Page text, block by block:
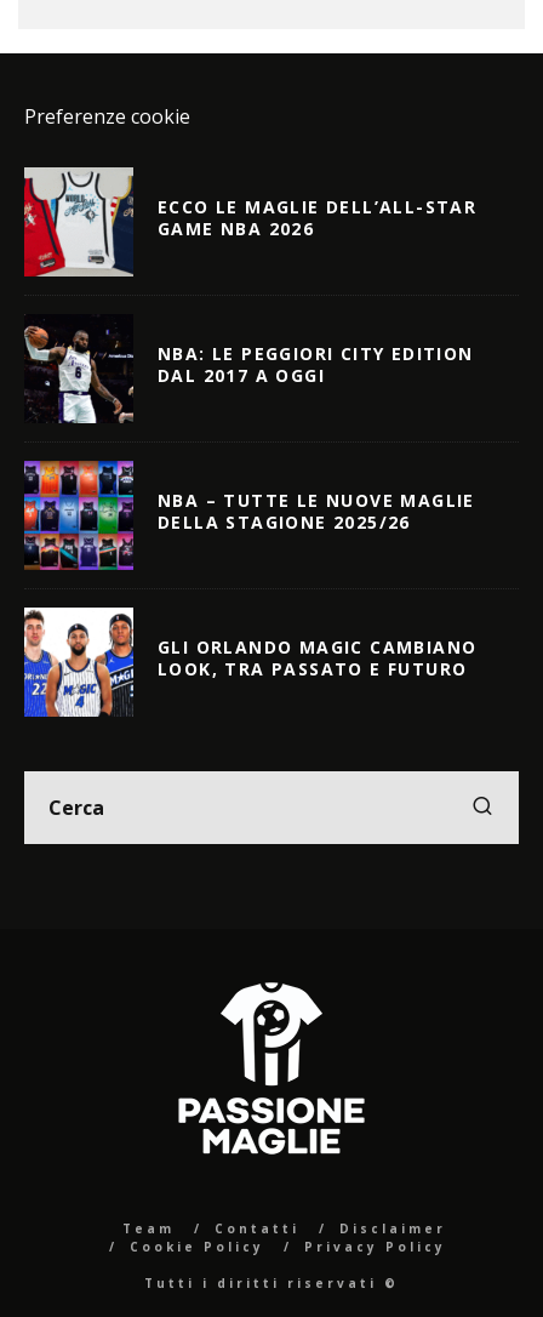
Preferenze cookie
ECCO LE MAGLIE DELL’ALL-STAR
GAME NBA 2026
NBA: LE PEGGIORI CITY EDITION
DAL 2017 A OGGI
NBA – TUTTE LE NUOVE MAGLIE
DELLA STAGIONE 2025/26
GLI ORLANDO MAGIC CAMBIANO
LOOK, TRA PASSATO E FUTURO
Team Contatti
Disclaimer
Cookie Policy
Privacy Policy
Tutti i diritti riservati ©